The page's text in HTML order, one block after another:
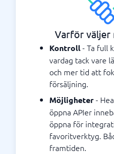
Varför väljer
Kontroll- Ta full
vardag tack vare
och mer tid att
försäljning.
Möjligheter-
öppna APIer
öppna för
favoritverktyg.
framtiden.